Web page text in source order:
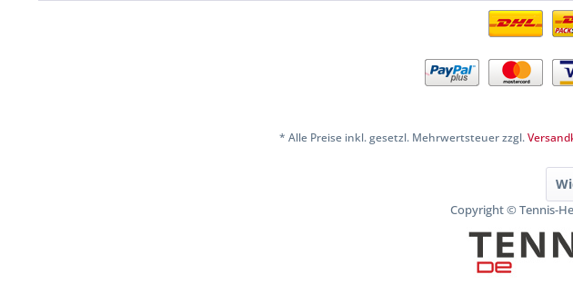
* Alle Preise inkl. gesetzl. Mehrwertsteuer zzgl.
Copyright © Tennis-